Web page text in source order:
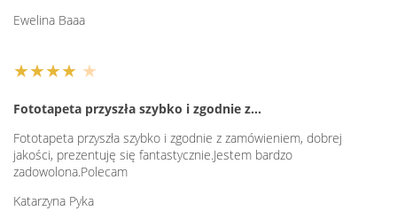
Ewelina Baaa
★★★★ ★
Fototapeta przyszła szybko i zgodnie z…
Fototapeta przyszła szybko i zgodnie z zamówieniem, dobrej
jakości, prezentuję się fantastycznie.Jestem bardzo
zadowolona.Polecam
Katarzyna Pyka